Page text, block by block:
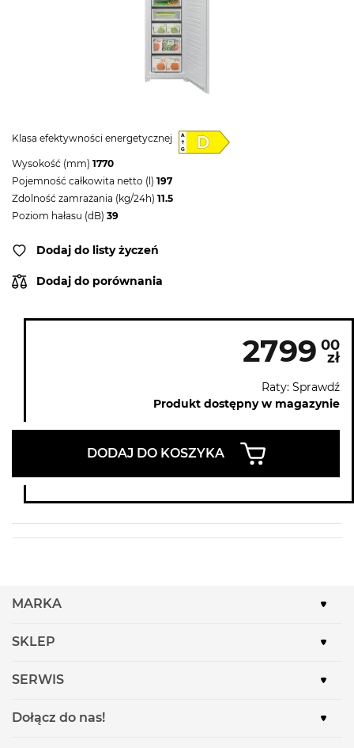
Klasa efektywności energetycznej
Wysokość (mm) 1770
Pojemność całkowita netto (l) 197
Zdolność zamrażania (kg/24h) 11.5
Poziom hałasu (dB) 39
Dodaj do listy życzeń
Dodaj do porównania
2799 00
zł
Raty: Sprawdź
Produkt dostępny w magazynie
DODAJ DO KOSZYKA
MARKA
SKLEP
SERWIS
Dołącz do nas!